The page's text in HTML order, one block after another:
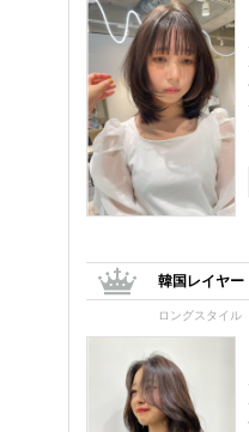
韓国レイヤー
ロングスタイル